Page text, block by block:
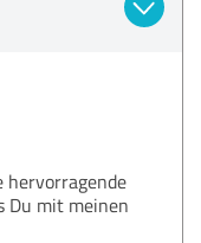
hervorragende
Du mit meinen